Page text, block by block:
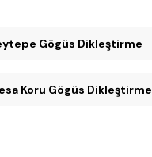
Gögüs Dikleştirme
Mesa Koru Gögüs Dikleştirme